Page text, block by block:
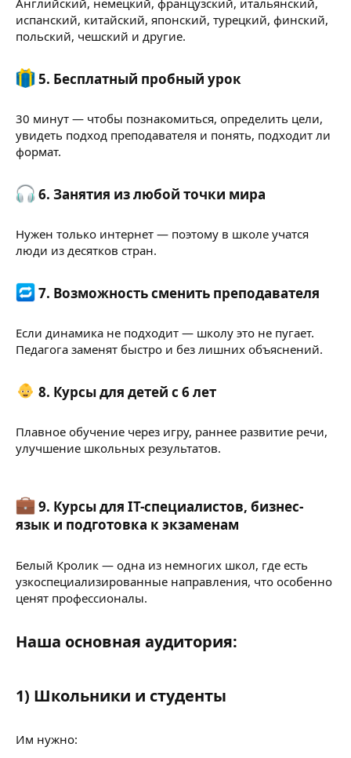
Английский, немецкий, французский, итальянский,
испанский, китайский, японский, турецкий, финский,
польский, чешский и другие.
5. Бесплатный пробный урок​
30 минут — чтобы познакомиться, определить цели,
увидеть подход преподавателя и понять, подходит ли
формат.
6. Занятия из любой точки мира​
Нужен только интернет — поэтому в школе учатся
люди из десятков стран.
7. Возможность сменить преподавателя​
Если динамика не подходит — школу это не пугает.
Педагога заменят быстро и без лишних объяснений.
8. Курсы для детей с 6 лет​
Плавное обучение через игру, раннее развитие речи,
улучшение школьных результатов.
9. Курсы для IT-специалистов, бизнес-
язык и подготовка к экзаменам​
Белый Кролик — одна из немногих школ, где есть
узкоспециализированные направления, что особенно
ценят профессионалы.
Наша основная аудитория:​
1) Школьники и студенты
Им нужно: